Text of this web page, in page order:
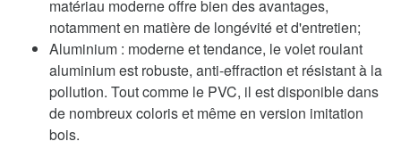
matériau moderne offre bien des avantages,
notamment en matière de longévité et d'entretien;
Aluminium : moderne et tendance, le volet roulant
aluminium est robuste, anti-effraction et résistant à la
pollution. Tout comme le PVC, il est disponible dans
de nombreux coloris et même en version imitation
bois.